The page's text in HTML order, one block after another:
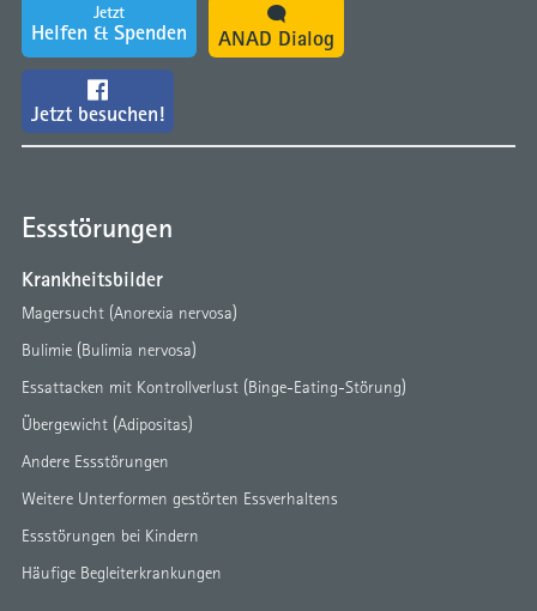
Jetzt
Helfen & Spenden ANAD Dialog
Jetzt besuchen!
Essstörungen
Krankheitsbilder
Magersucht (Anorexia nervosa)
Bulimie (Bulimia nervosa)
Essattacken mit Kontrollverlust (Binge-Eating-Störung)
Übergewicht (Adipositas)
Andere Essstörungen
Weitere Unterformen gestörten Essverhaltens
Essstörungen bei Kindern
Häufige Begleiterkrankungen